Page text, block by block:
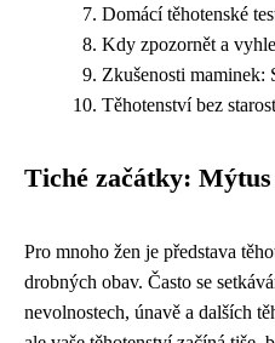
Domácí těhotenské
Kdy zpozornět a
Zkušenosti maminek:
Těhotenství bez
Tiché začátky:
Pro mnoho žen je představa
drobných obav. Často se
nevolnostech, únavě a dalších